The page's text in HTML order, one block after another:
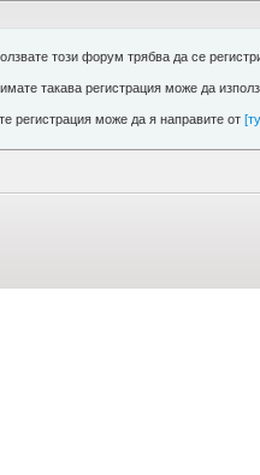
този форум трябва да се
такава регистрация може да
регистрация може да я направите от